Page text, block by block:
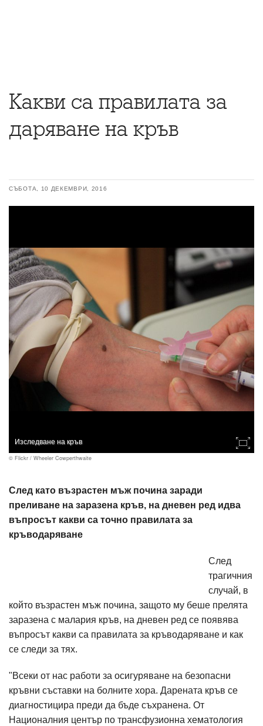
Какви са правилата за
даряване на кръв
СЪБОТА, 10 ДЕКЕМВРИ, 2016
Изследване на кръв
© Flickr / Wheeler Cowperthwaite
След като възрастен мъж почина заради
преливане на заразена кръв, на дневен ред идва
въпросът какви са точно правилата за
кръводаряване
След
трагичния
случай, в
който възрастен мъж почина, защото му беше прелята
заразена с малария кръв, на дневен ред се появява
въпросът какви са правилата за кръводаряване и как
се следи за тях.
"Всеки от нас работи за осигуряване на безопасни
кръвни съставки на болните хора. Дарената кръв се
диагностицира преди да бъде съхранена. От
Националния център по трансфузионна хематология